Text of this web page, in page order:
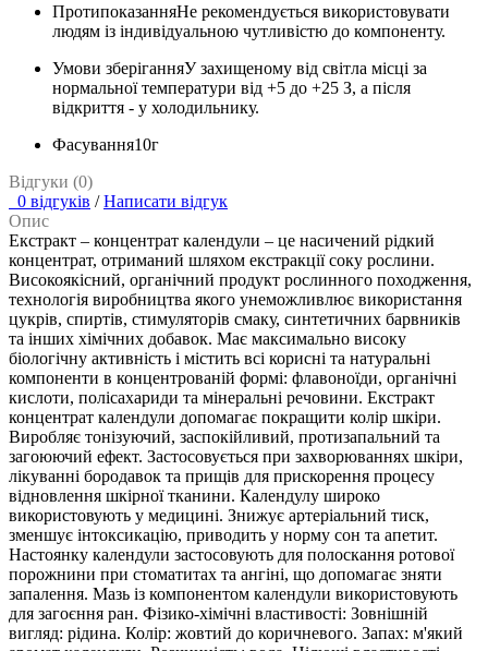
ПротипоказанняНе рекомендується використовувати
людям із індивідуальною чутливістю до компоненту.
Умови зберіганняУ захищеному від світла місці за
нормальної температури від +5 до +25 З, а після
відкриття - у холодильнику.
Фасування10г
Відгуки (0)
0 відгуків / Написати відгук
Опис
Екстракт – концентрат календули – це насичений рідкий
концентрат, отриманий шляхом екстракції соку рослини.
Високоякісний, органічний продукт рослинного походження,
технологія виробництва якого унеможливлює використання
цукрів, спиртів, стимуляторів смаку, синтетичних барвників
та інших хімічних добавок. Має максимально високу
біологічну активність і містить всі корисні та натуральні
компоненти в концентрованій формі: флавоноїди, органічні
кислоти, полісахариди та мінеральні речовини. Екстракт
концентрат календули допомагає покращити колір шкіри.
Виробляє тонізуючий, заспокійливий, протизапальний та
загоюючий ефект. Застосовується при захворюваннях шкіри,
лікуванні бородавок та прищів для прискорення процесу
відновлення шкірної тканини. Календулу широко
використовують у медицині. Знижує артеріальний тиск,
зменшує інтоксикацію, приводить у норму сон та апетит.
Настоянку календули застосовують для полоскання ротової
порожнини при стоматитах та ангіні, що допомагає зняти
запалення. Мазь із компонентом календули використовують
для загоєння ран. Фізико-хімічні властивості: Зовнішній
вигляд: рідина. Колір: жовтий до коричневого. Запах: м'який